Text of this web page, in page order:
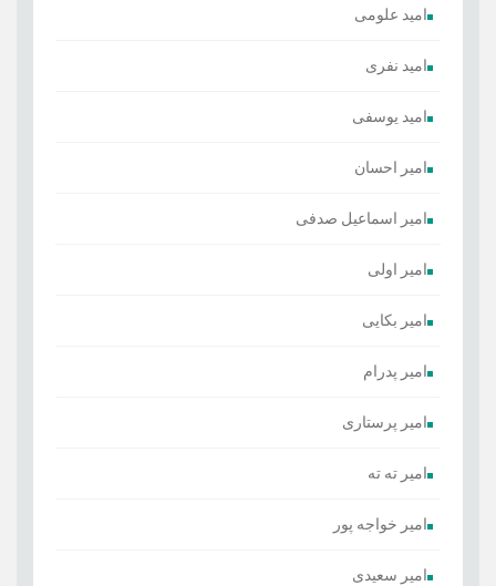
امید علومی
امید نفری
امید یوسفی
امیر احسان
امیر اسماعیل صدفی
امیر اولی
امیر بکایی
امیر پدرام
امیر پرستاری
امیر ته ته
امیر خواجه پور
امیر سعیدی